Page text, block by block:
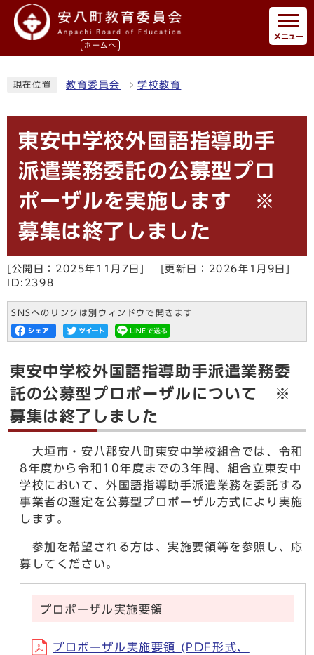
ホームへ
メニュー
現在位置 教育委員会 学校教育
東安中学校外国語指導助手
派遣業務委託の公募型プロ
ポーザルを実施します ※
募集は終了しました
[公開日：2025年11月7日]
[更新日：2026年1月9日]
ID:2398
SNSへのリンクは別ウィンドウで開きます
東安中学校外国語指導助手派遣業務委
託の公募型プロポーザルについて ※
募集は終了しました
大垣市・安八郡安八町東安中学校組合では、令和
8年度から令和10年度までの3年間、組合立東安中
学校において、外国語指導助手派遣業務を委託する
事業者の選定を公募型プロポーザル方式により実施
します。
参加を希望される方は、実施要領等を参照し、応
募してください。
プロポーザル実施要領
プロポーザル実施要領 (PDF形式、